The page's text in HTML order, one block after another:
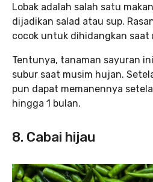
Lobak adalah salah satu
dijadikan salad atau sup.
cocok untuk dihidangkan saat
Tentunya, tanaman sayuran
subur saat musim hujan.
pun dapat memanennya
hingga 1 bulan.
8. Cabai hijau